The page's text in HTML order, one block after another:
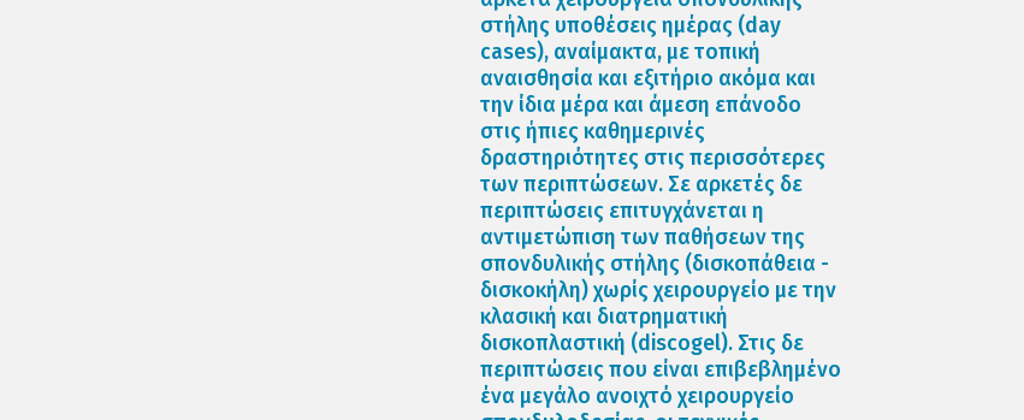
στήλης υποθέσεις ημέρας (day
cases), αναίμακτα, με τοπική
αναισθησία και εξιτήριο ακόμα και
την ίδια μέρα και άμεση επάνοδο
στις ήπιες καθημερινές
δραστηριότητες στις περισσότερες
των περιπτώσεων. Σε αρκετές δε
περιπτώσεις επιτυγχάνεται η
αντιμετώπιση των παθήσεων της
σπονδυλικής στήλης (δισκοπάθεια -
δισκοκήλη) χωρίς χειρουργείο με την
κλασική και διατρηματική
δισκοπλαστική (discogel). Στις δε
περιπτώσεις που είναι επιβεβλημένο
ένα μεγάλο ανοιχτό χειρουργείο